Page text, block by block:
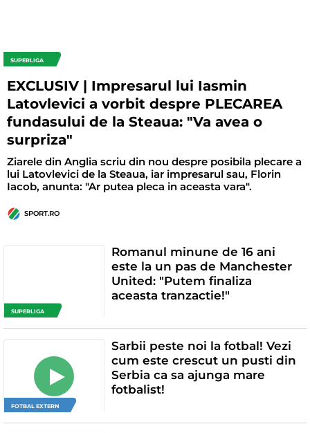
SUPERLIGA
EXCLUSIV | Impresarul lui Iasmin
Latovlevici a vorbit despre PLECAREA
fundasului de la Steaua: "Va avea o
surpriza"
Ziarele din Anglia scriu din nou despre posibila plecare a
lui Latovlevici de la Steaua, iar impresarul sau, Florin
Iacob, anunta: "Ar putea pleca in aceasta vara".
SPORT.RO
SUPERLIGA
Romanul minune de 16 ani
este la un pas de Manchester
United: "Putem finaliza
aceasta tranzactie!"
FOTBAL EXTERN
Sarbii peste noi la fotbal! Vezi
cum este crescut un pusti din
Serbia ca sa ajunga mare
fotbalist!